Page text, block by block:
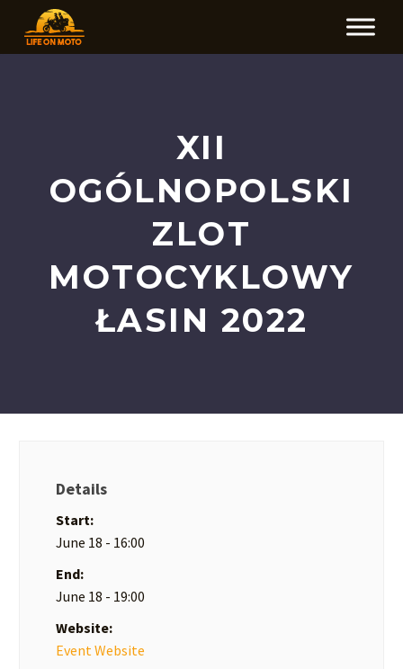
XII
OGÓLNOPOLSKI
ZLOT
MOTOCYKLOWY
ŁASIN 2022
Details
Start:
June 18 - 16:00
End:
June 18 - 19:00
Website:
Event Website